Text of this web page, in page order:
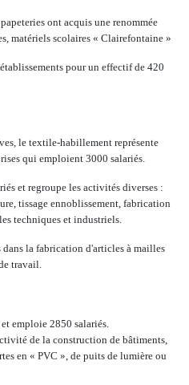
ont acquis une renommée
matériels scolaires « Clairefontaine »
pour un effectif de 420
le textile-habillement représente
qui emploient 3000 salariés.
et regroupe les activités diverses :
tissage ennoblissement, fabrication
techniques et industriels.
la fabrication d'articles à mailles
travail.
emploie 2850 salariés.
de la construction de bâtiments,
en « PVC », de puits de lumière ou